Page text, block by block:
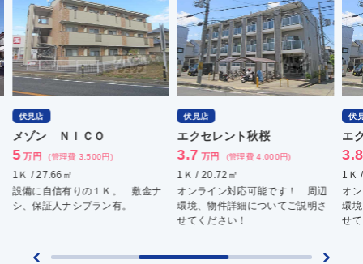
伏見店
エクセレント秋桜
3.7 万円 (管理費 4,000円)
1Ｋ / 20.72㎡
オンライン対応可能です！ 周辺
環境、物件詳細についてご説明さ
伏見店
エクセレント秋桜
3.8 万円 (管理費 4,000円)
1Ｋ / 23.4㎡
オンライン対応可能です！ 周辺
環境、物件詳細についてご説明さ
せてください！
伏
フ
6
1Ｋ
追
広
は